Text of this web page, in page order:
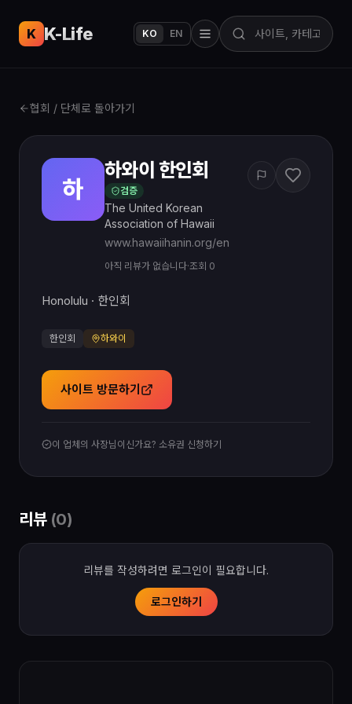
K K-Life KO EN
협회 / 단체로 돌아가기
하
하와이 한인회
검증
The United Korean
Association of Hawaii
www.hawaiihanin.org/en
아직 리뷰가 없습니다·조회 0
Honolulu · 한인회
한인회 하와이
사이트 방문하기
이 업체의 사장님이신가요? 소유권 신청하기
리뷰 (0)
리뷰를 작성하려면 로그인이 필요합니다.
로그인하기